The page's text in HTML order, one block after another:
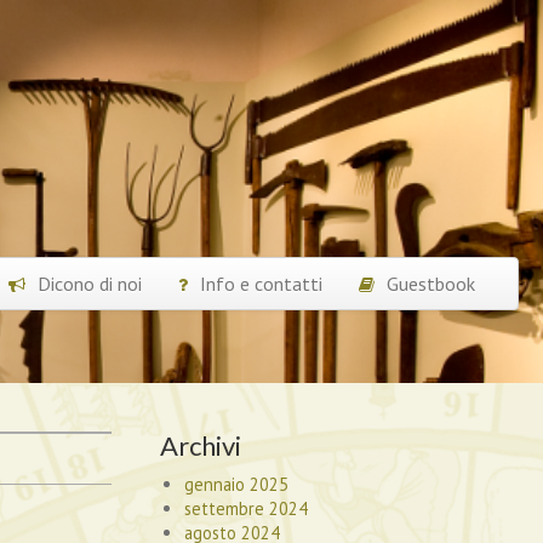
Dicono di noi Info e contatti Guestbook
Archivi
gennaio 2025
settembre 2024
agosto 2024